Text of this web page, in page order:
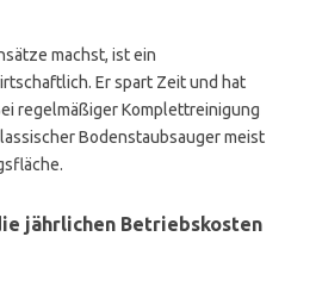
machst, ist ein
Er spart Zeit und hat
regelmäßiger Komplettreinigung
Bodenstaubsauger meist
jährlichen Betriebskosten